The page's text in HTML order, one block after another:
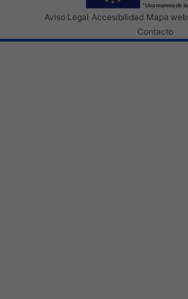
Aviso Legal Accesibilidad Mapa web
Contacto